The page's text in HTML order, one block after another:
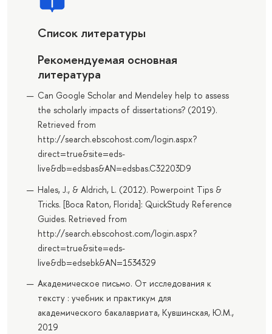
Список литературы
Рекомендуемая основная
литература
Can Google Scholar and Mendeley help to assess
the scholarly impacts of dissertations? (2019).
Retrieved from
http://search.ebscohost.com/login.aspx?
direct=true&site=eds-
live&db=edsbas&AN=edsbas.C32203D9
Hales, J., & Aldrich, L. (2012). Powerpoint Tips &
Tricks. [Boca Raton, Florida]: QuickStudy Reference
Guides. Retrieved from
http://search.ebscohost.com/login.aspx?
direct=true&site=eds-
live&db=edsebk&AN=1534329
Академическое письмо. От исследования к
тексту : учебник и практикум для
академического бакалавриата, Кувшинская, Ю.М.,
2019